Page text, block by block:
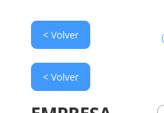
< Volver
< Volver